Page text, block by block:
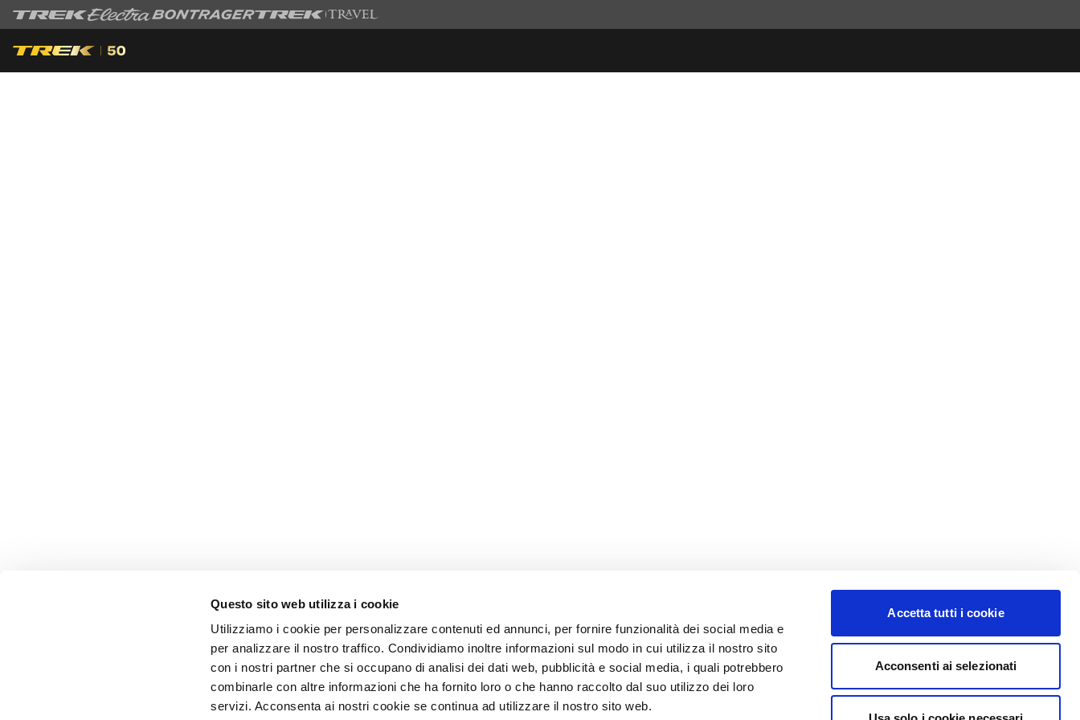
Questo sito web utilizza i cookie
Utilizziamo i cookie per personalizzare contenuti ed annunci, per fornire funzionalità dei social media e
per analizzare il nostro traffico. Condividiamo inoltre informazioni sul modo in cui utilizza il nostro sito
con i nostri partner che si occupano di analisi dei dati web, pubblicità e social media, i quali potrebbero
combinarle con altre informazioni che ha fornito loro o che hanno raccolto dal suo utilizzo dei loro
servizi. Acconsenta ai nostri cookie se continua ad utilizzare il nostro sito web.
Accetta tutti i cookie
Acconsenti ai selezionati